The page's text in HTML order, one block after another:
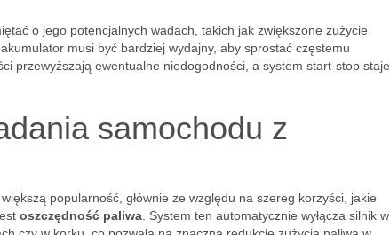
o jego potencjalnych wadach, takich jak zwiększone zużycie
musi być bardziej wydajny, aby sprostać częstemu
przewyższają ewentualne niedogodności, a system start-stop staje
samochodu z
popularność, głównie ze względu na szereg korzyści, jakie
oszczędność paliwa . System ten automatycznie wyłącza silnik w